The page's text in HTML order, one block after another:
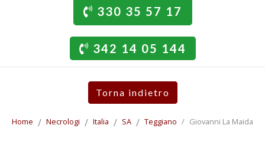
330 35 57 17
342 14 05 144
Torna indietro
Home Necrologi Italia SA Teggiano Giovanni La Maida